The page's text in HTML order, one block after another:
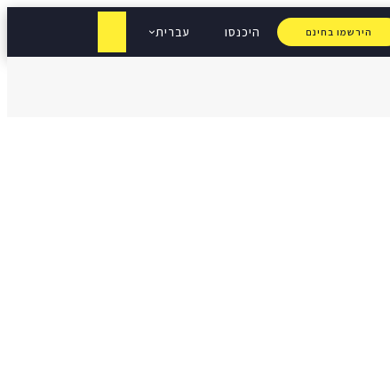
הירשמו בחינם היכנסו עברית